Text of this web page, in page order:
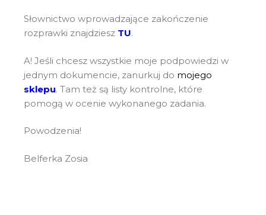
Słownictwo wprowadzające zakończenie
rozprawki znajdziesz TU.
A! Jeśli chcesz wszystkie moje podpowiedzi w
jednym dokumencie, zanurkuj do mojego
sklepu. Tam też są listy kontrolne, które
pomogą w ocenie wykonanego zadania.
Powodzenia!
Belferka Zosia